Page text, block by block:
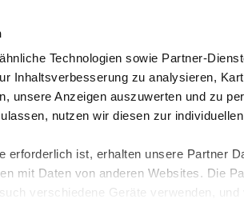
Technologien sowie Partner-
Inhaltsverbesserung zu analysieren,
unsere Anzeigen auszuwerten und zu
nutzen wir diesen zur
erforderlich ist, erhalten unsere Partner
mit Daten von anderen Websites. Die
verschiedene Geräte verwenden, und
& Angebote Presse & Themen
Kompetenzen